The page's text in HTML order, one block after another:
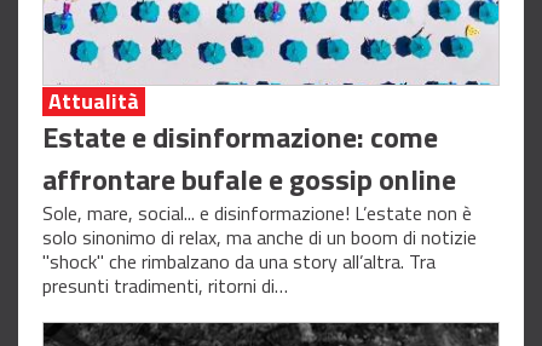
Attualità
Estate e disinformazione: come
affrontare bufale e gossip online
Sole, mare, social... e disinformazione! L’estate non è
solo sinonimo di relax, ma anche di un boom di notizie
"shock" che rimbalzano da una story all’altra. Tra
presunti tradimenti, ritorni di…